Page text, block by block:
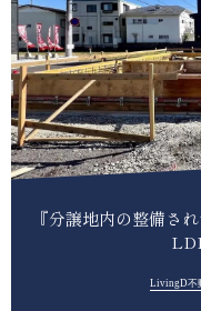
『分譲地内の整備さ
LivingD不